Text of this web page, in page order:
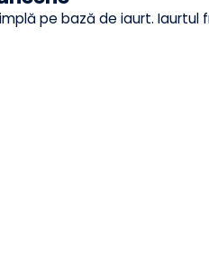
gata în mai puțin de 30
locuință, economisindu-ți
simplă pe bază de iaurt.